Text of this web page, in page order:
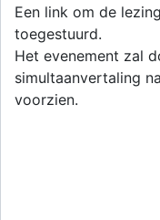
Een link om de
toegestuurd.
Het evenement zal
simultaanvertaling
voorzien.